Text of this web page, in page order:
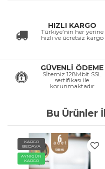
HIZLI KARGO
Türkiye’nin her yerine
hızlı ve ücretsiz kargo
GÜVENLİ ÖDEME
Sİtemiz 128Mbit SSL
sertifikası ile
korunmaktadır
Bu Ürünler
KARGO
BEDAVA
AYNIGÜN
KARGO